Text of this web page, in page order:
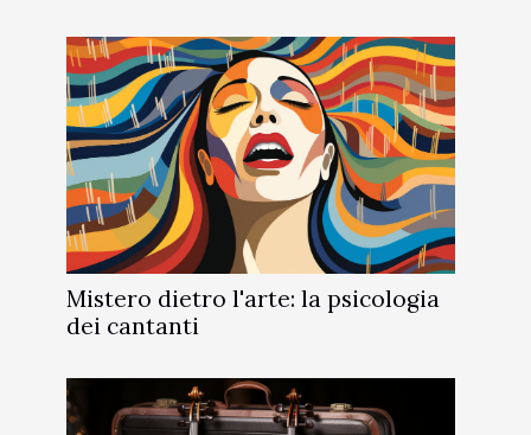
Mistero dietro l'arte: la psicologia
dei cantanti